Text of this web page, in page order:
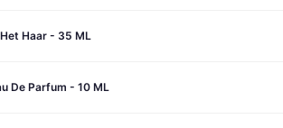
Haar - 35 ML
De Parfum - 10 ML